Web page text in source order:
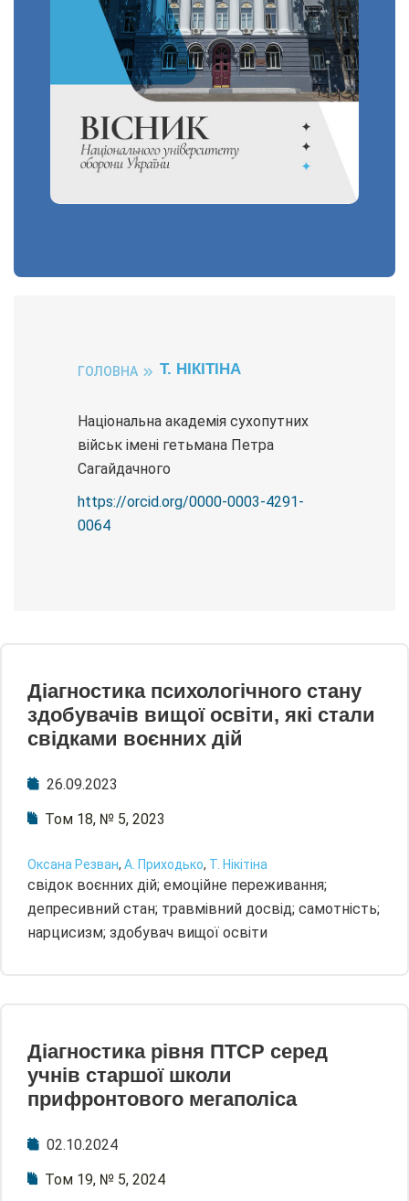
ГОЛОВНА Т. НІКІТІНА
Національна академія сухопутних
військ імені гетьмана Петра
Сагайдачного
https://orcid.org/0000-0003-4291-
0064
Діагностика психологічного стану
здобувачів вищої освіти, які стали
свідками воєнних дій
26.09.2023
Том 18, № 5, 2023
Оксана Резван, А. Приходько, Т. Нікітіна
свідок воєнних дій; емоційне переживання;
депресивний стан; травмівний досвід; самотність;
нарцисизм; здобувач вищої освіти
Діагностика рівня ПТСР серед
учнів старшої школи
прифронтового мегаполіса
02.10.2024
Том 19, № 5, 2024